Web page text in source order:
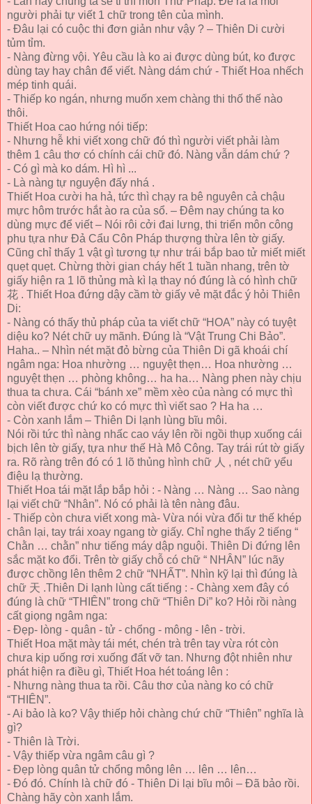
người phải tự viết 1 chữ trong tên của mình.
- Đâu lại có cuộc thi đơn giản như vậy ? – Thiên Di cười
tủm tỉm.
- Nàng đừng vội. Yêu cầu là ko ai được dùng bút, ko được
dùng tay hay chân để viết. Nàng dám chứ - Thiết Hoa nhếch
mép tinh quái.
- Thiếp ko ngán, nhưng muốn xem chàng thi thố thế nào
thôi.
Thiết Hoa cao hứng nói tiếp:
- Nhưng hễ khi viết xong chữ đó thì người viết phải làm
thêm 1 câu thơ có chính cái chữ đó. Nàng vẫn dám chứ ?
- Có gì mà ko dám. Hì hì ...
- Là nàng tự nguyện đấy nhá .
Thiết Hoa cười ha hả, tức thì chạy ra bê nguyên cả chậu
mực hôm trước hắt ào ra của sổ. – Đêm nay chúng ta ko
dùng mực để viết – Nói rôi cởi đai lưng, thi triển môn công
phu tựa như Đả Cẩu Côn Pháp thượng thừa lên tờ giấy.
Cũng chỉ thấy 1 vật gì tương tự như trái bắp bao tử miết miết
quẹt quẹt. Chừng thời gian cháy hết 1 tuần nhang, trên tờ
giấy hiện ra 1 lõ thủng mà kì lạ thay nó đúng là có hình chữ
花 . Thiết Hoa đứng dậy cầm tờ giấy vẻ mặt đắc ý hỏi Thiên
Di:
- Nàng có thấy thủ pháp của ta viết chữ “HOA” này có tuyệt
diệu ko? Nét chữ uy mãnh. Đúng là “Vật Trung Chi Bảo”.
Haha.. – Nhìn nét mặt đỏ bừng của Thiên Di gã khoái chí
ngâm nga: Hoa nhường … nguyệt thẹn… Hoa nhường …
nguyệt thẹn … phòng không… ha ha… Nàng phen này chịu
thua ta chưa. Cái “bánh xe” mềm xèo của nàng có mực thì
còn viết được chứ ko có mực thì viết sao ? Ha ha …
- Còn xanh lắm – Thiên Di lạnh lùng bĩu môi.
Nói rồi tức thì nàng nhấc cao váy lên rồi ngồi thụp xuống cái
bịch lên tờ giấy, tựa như thế Hà Mô Công. Tay trái rút tờ giấy
ra. Rõ ràng trên đó có 1 lõ thủng hình chữ 人 , nét chữ yểu
điệu lạ thường.
Thiết Hoa tái mặt lắp bắp hỏi : - Nàng … Nàng … Sao nàng
lại viết chữ “Nhân”. Nó có phải là tên nàng đâu.
- Thiếp còn chưa viết xong mà- Vừa nói vừa đổi tư thế khép
chân lại, tay trái xoay ngang tờ giấy. Chỉ nghe thấy 2 tiếng “
Chằn … chằn” như tiếng máy dập nguội. Thiên Di đứng lên
sắc mặt ko đổi. Trên tờ giấy chỗ có chữ “ NHÂN” lúc nãy
được chồng lên thêm 2 chữ “NHẤT”. Nhìn kỹ lại thì đúng là
chữ 天 .Thiên Di lạnh lùng cất tiếng : - Chàng xem đây có
đúng là chữ “THIÊN” trong chữ “Thiên Di” ko? Hỏi rồi nàng
cất giọng ngâm nga:
- Đẹp- lòng - quân - tử - chổng - mông - lên - trời.
Thiết Hoa mặt mày tái mét, chén trà trên tay vừa rót còn
chưa kịp uống rơi xuống đất vỡ tan. Nhưng đột nhiên như
phát hiện ra điều gì, Thiết Hoa hét toáng lên :
- Nhưng nàng thua ta rồi. Câu thơ của nàng ko có chữ
“THIÊN”.
- Ai bảo là ko? Vậy thiếp hỏi chàng chứ chữ “Thiên” nghĩa là
gì?
- Thiên là Trời.
- Vậy thiếp vừa ngâm câu gì ?
- Đẹp lòng quân tử chổng mông lên … lên … lên…
- Đó đó. Chính là chữ đó - Thiên Di lại bĩu môi – Đã bảo rồi.
Chàng hãy còn xanh lắm.